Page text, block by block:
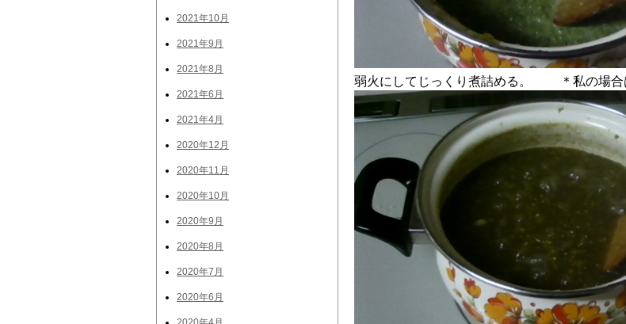
弱火にしてじっくり煮詰める。 ＊私の場合
2021年10月
2021年9月
2021年8月
2021年6月
2021年4月
2020年12月
2020年11月
2020年10月
2020年9月
2020年8月
2020年7月
2020年6月